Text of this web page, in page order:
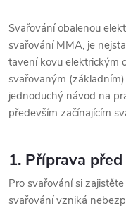
Svařování obalenou
svařování MMA, je
tavení kovu elektrickým
svařovaným
jednoduchý návod na
především začínajícím
1. Příprava
Pro svařování si
svařování vzniká